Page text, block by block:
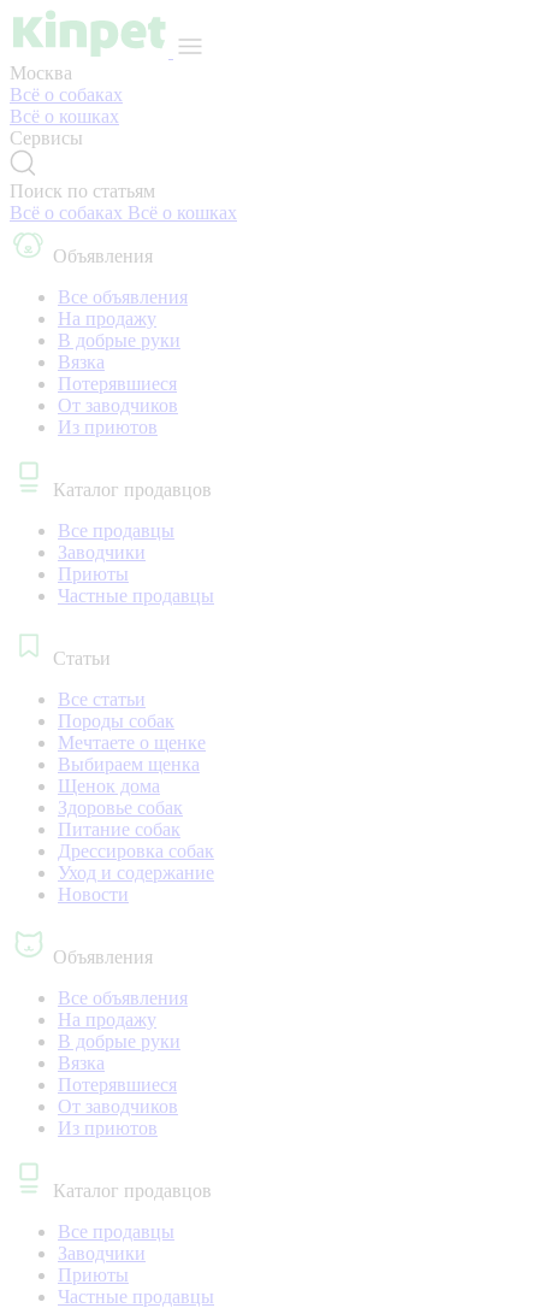
Москва
Всё о собаках
Всё о кошках
Сервисы
Поиск по статьям
Всё о собаках Всё о кошках
Объявления
Все объявления
На продажу
В добрые руки
Вязка
Потерявшиеся
От заводчиков
Из приютов
Каталог продавцов
Все продавцы
Заводчики
Приюты
Частные продавцы
Статьи
Все статьи
Породы собак
Мечтаете о щенке
Выбираем щенка
Щенок дома
Здоровье собак
Питание собак
Дрессировка собак
Уход и содержание
Новости
Объявления
Все объявления
На продажу
В добрые руки
Вязка
Потерявшиеся
От заводчиков
Из приютов
Каталог продавцов
Все продавцы
Заводчики
Приюты
Частные продавцы